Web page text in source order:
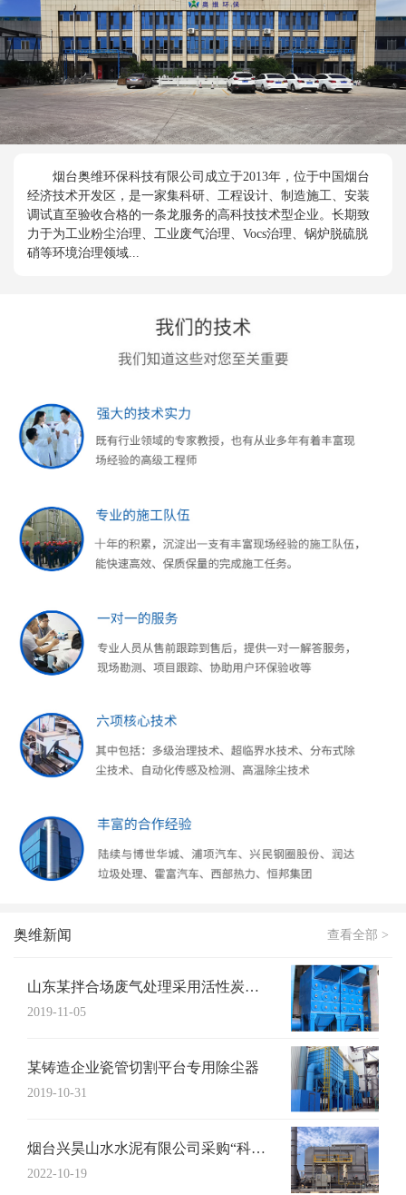
烟台奥维环保科技有限公司成立于2013年，位于中国烟台
经济技术开发区，是一家集科研、工程设计、制造施工、安装
调试直至验收合格的一条龙服务的高科技技术型企业。长期致
力于为工业粉尘治理、工业废气治理、Vocs治理、锅炉脱硫脱
硝等环境治理领域...
奥维新闻 查看全部 >
山东某拌合场废气处理采用活性炭吸附+UV...
2019-11-05
某铸造企业瓷管切割平台专用除尘器
2019-10-31
烟台兴昊山水水泥有限公司采购“科特猫”布...
2022-10-19